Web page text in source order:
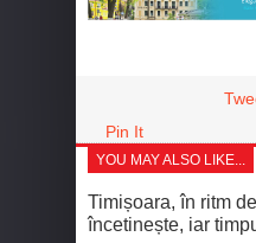
Pin It
YOU MAY ALSO LIKE...
Timișoara, în ritm
încetinește, iar